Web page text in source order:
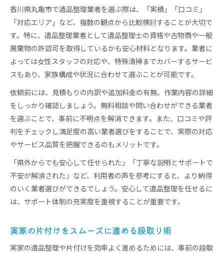
香川県丸亀市で遺品整理業者を選ぶ際は、「実績」「口コミ」
「対応エリア」など、複数の観点から比較検討することが大切で
す。特に、遺品整理業者として遺品整理士の資格や古物商や一般
廃棄物の許認可を取得しているかも安心材料となります。業者に
よっては女性スタッフの対応や、特殊清掃までカバーするサービ
スもあり、家族構成や状況に合わせて選ぶことが可能です。
依頼前には、見積もりの内訳や追加料金の有無、作業内容の詳細
をしっかり確認しましょう。無料相談や問い合わせができる業者
を選ぶことで、事前に不明点を解消できます。また、口コミや評
判をチェックし満足度の高い業者選びをすることで、実際の対応
やサービス品質を把握できるのもメリットです。
「県外からでも安心して任せられた」「丁寧な説明とサポートで
不安が解消された」など、利用者の声を参考にすると、より納得
のいく業者選びができるでしょう。安心して遺品整理を任せるに
は、サポート体制の充実度を重視することが重要です。
実家の片付けをスムーズに進める段取り術
実家の遺品整理や片付けを効率よく進めるためには、事前の段取